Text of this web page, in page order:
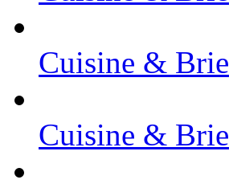
Cuisine & Brie
Cuisine & Brie